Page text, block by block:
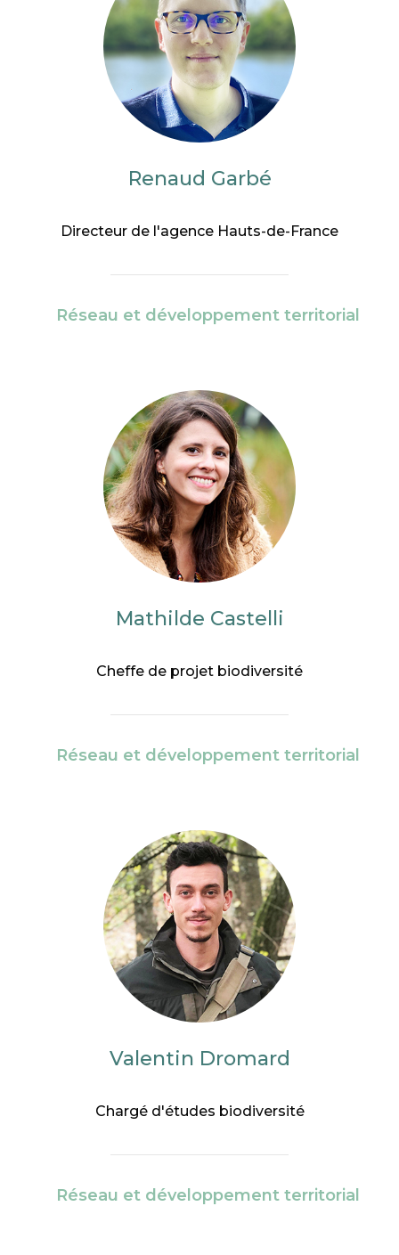
Renaud Garbé
Directeur de l'agence Hauts-de-France
Réseau et développement territorial
Mathilde Castelli
Cheffe de projet biodiversité
Réseau et développement territorial
Valentin Dromard
Chargé d'études biodiversité
Réseau et développement territorial